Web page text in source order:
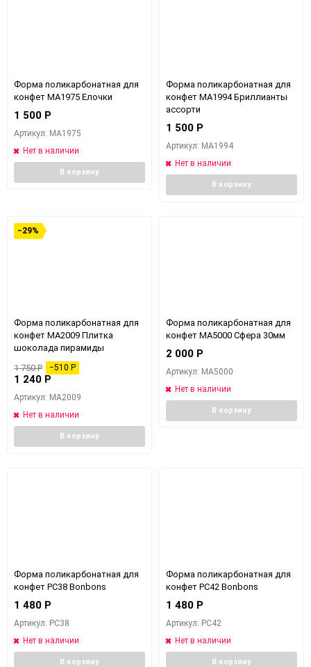
Форма поликарбонатная для
конфет MA1975 Елочки
1 500 Р
Артикул: MA1975
Нет в наличии
В корзину
Форма поликарбонатная для
конфет MA1994 Бриллианты
ассорти
1 500 Р
Артикул: MA1994
Нет в наличии
В корзину
−29%
Форма поликарбонатная для
конфет MA2009 Плитка
шоколада пирамиды
1 750Р −510 Р
1 240 Р
Артикул: MA2009
Нет в наличии
В корзину
Форма поликарбонатная для
конфет MA5000 Сфера 30мм
2 000 Р
Артикул: MA5000
Нет в наличии
В корзину
Форма поликарбонатная для
конфет PC38 Bonbons
1 480 Р
Артикул: PC38
Нет в наличии
В корзину
Форма поликарбонатная для
конфет PC42 Bonbons
1 480 Р
Артикул: PC42
Нет в наличии
В корзину